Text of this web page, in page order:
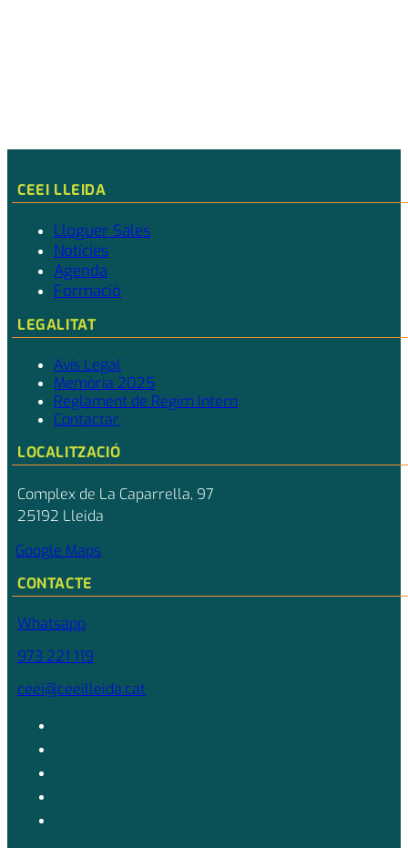
CEEI LLEIDA
Lloguer Sales
Notícies
Agenda
Formació
LEGALITAT
Avís Legal
Memòria 2025
Reglament de Règim Intern
Contactar
LOCALITZACIÓ
Complex de La Caparrella, 97
25192 Lleida
Google Maps
CONTACTE
Whatsapp
973 221 119
ceei@ceeilleida.cat